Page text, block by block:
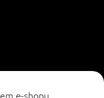
e-shopu